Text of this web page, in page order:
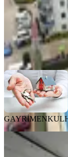
KAYALAR
Ara
GAYRİMENKUL
YENİ